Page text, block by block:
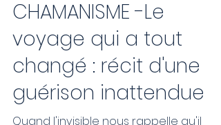
21 déc. 2025
CHAMANISME -Le
voyage qui a tout
changé : récit d'une